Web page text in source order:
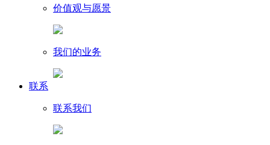
价值观与愿景
我们的业务
联系
联系我们